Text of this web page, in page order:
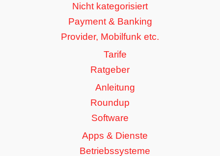
Nicht kategorisiert
Payment & Banking
Provider, Mobilfunk etc.
Tarife
Ratgeber
Anleitung
Roundup
Software
Apps & Dienste
Betriebssysteme